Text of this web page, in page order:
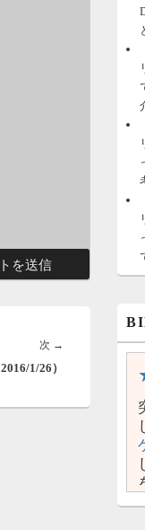
次 →
1/26）